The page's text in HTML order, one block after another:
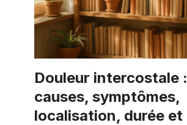
Douleur intercostale :
causes, symptômes,
localisation, durée et